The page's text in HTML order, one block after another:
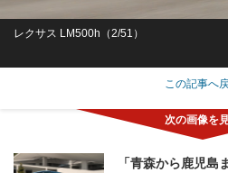
レクサス LM500h（2/51）
この記事へ
「青森から鹿児島